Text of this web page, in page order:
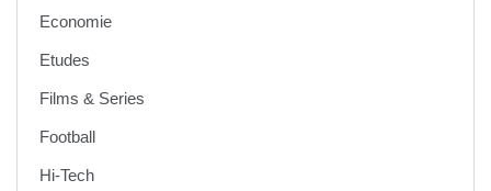
Economie
Etudes
Films & Series
Football
Hi-Tech